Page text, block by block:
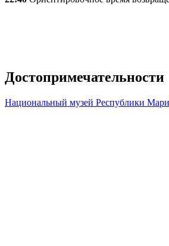
Достопримечательности
Национальный музей Республики